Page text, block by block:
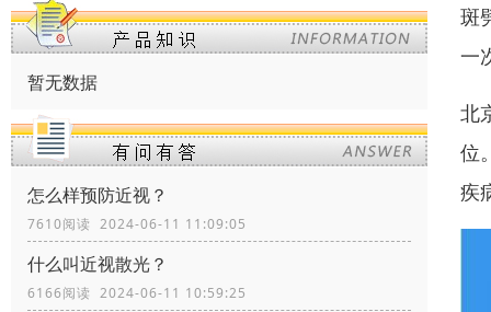
暂无数据
怎么样预防近视？
7610阅读 2024-06-11 11:09:05
什么叫近视散光？
6166阅读 2024-06-11 10:59:25
斑
一
北
位
疾